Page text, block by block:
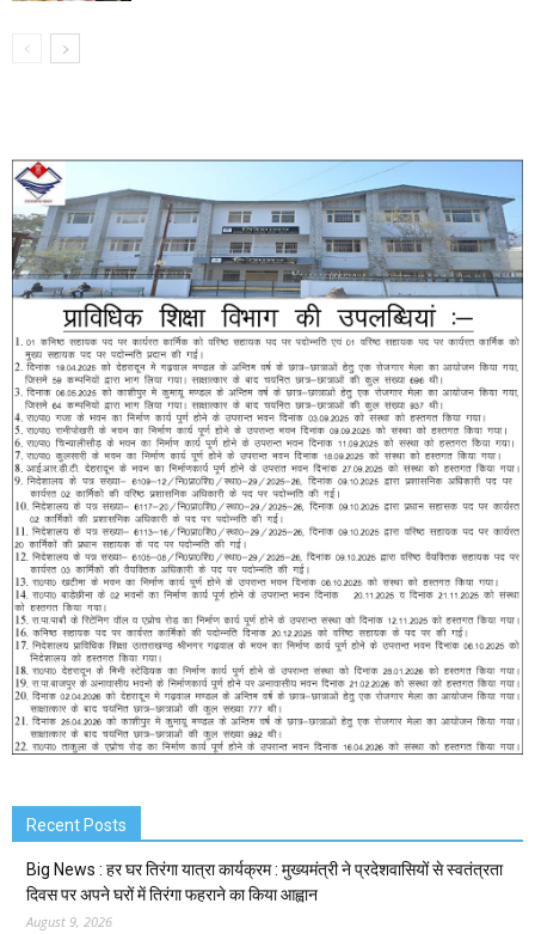
Recent Posts
Big News : हर घर तिरंगा यात्रा कार्यक्रम : मुख्यमंत्री ने प्रदेशवासियों से स्वतंत्रता
दिवस पर अपने घरों में तिरंगा फहराने का किया आह्वान
August 9, 2026